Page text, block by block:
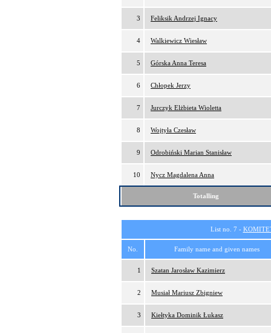
3 Feliksik Andrzej Ignacy
4 Walkiewicz Wiesław
5 Górska Anna Teresa
6 Chłopek Jerzy
7 Jurczyk Elżbieta Wioletta
8 Wojtyła Czesław
9 Odrobiński Marian Stanisław
10 Nycz Magdalena Anna
Totalling
List no. 7 -
No. Family name and given names
1 Szatan Jarosław Kazimierz
2 Musiał Mariusz Zbigniew
3 Kiełtyka Dominik Łukasz